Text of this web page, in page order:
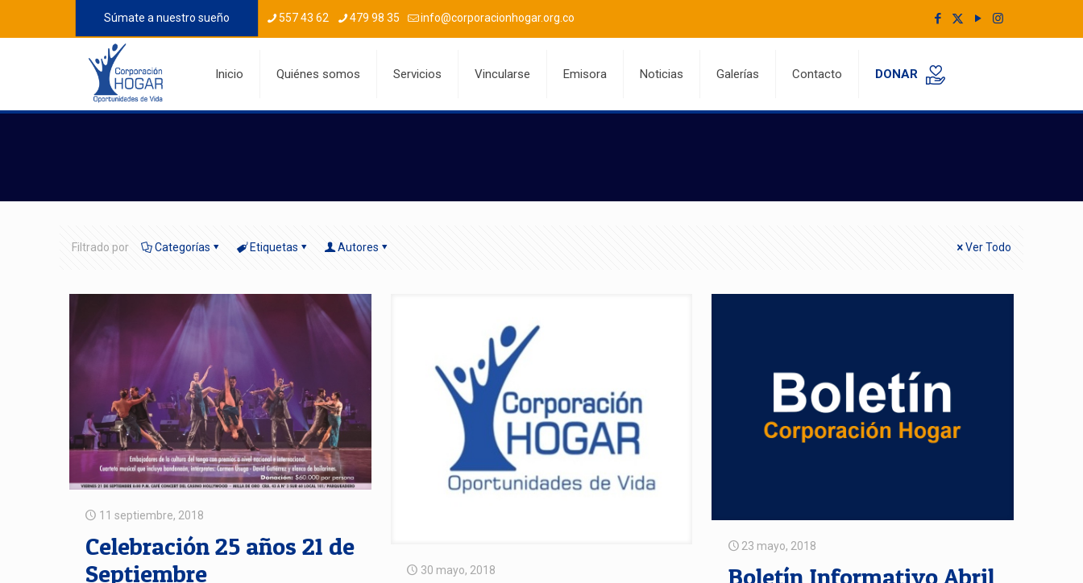
Súmate a nuestro sueño 557 43 62 479 98 35 info@corporacionhogar.org.co
Inicio Quiénes somos Servicios Vincularse Emisora Noticias Galerías Contacto DONAR
Filtrado por Categorías Etiquetas Autores Ver Todo
11 septiembre, 2018
Celebración 25 años 21 de
Septiembre
30 mayo, 2018
23 mayo, 2018
Boletín Informativo Abril